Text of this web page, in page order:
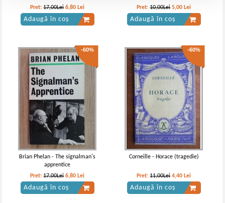
Pret:17,00Lei 6,80 Lei
Adaugă în coș
Pret:10,00Lei 5,00 Lei
Adaugă în coș
-60%
Brian Phelan - The signalman's
apprentice
Pret:17,00Lei 6,80 Lei
Adaugă în coș
-60%
Corneille - Horace (tragedie)
Pret:11,00Lei 4,40 Lei
Adaugă în coș